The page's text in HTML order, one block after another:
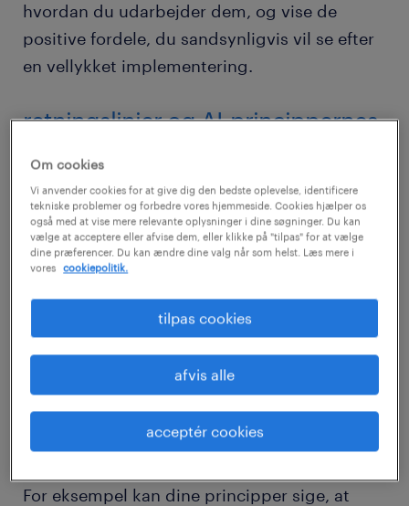
hvordan du udarbejder dem, og vise de
positive fordele, du sandsynligvis vil se efter
en vellykket implementering.
retningslinjer og AI-princippernes
I modsætning til en formel AI-politik bør dine
AI-principper ikke være et sæt regler, der skal
følges til punkt og prikke. I stedet bør de
være en samling af udsagn og ambitioner,
der beskriver din virksomheds filosofi i
forhold til kunstig intelligens. De skal vejlede
dine medarbejdere, ikke give ordrer, og
kolleger, der læser dem, skal få en intuitiv
forståelse af din virksomheds holdning til
forskellige AI-værktøjer og use cases.
For eksempel kan dine principper sige, at
Om cookies
Vi anvender cookies for at give dig den bedste oplevelse, identificere
tekniske problemer og forbedre vores hjemmeside. Cookies hjælper os
også med at vise mere relevante oplysninger i dine søgninger. Du kan
vælge at acceptere eller afvise dem, eller klikke på "tilpas" for at vælge
dine præferencer. Du kan ændre dine valg når som helst. Læs mere i
vores
cookiepolitik.
tilpas cookies
afvis alle
acceptér cookies